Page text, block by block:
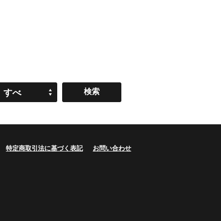
すべ
特定商取引法に基づく表記 お問い合わせ